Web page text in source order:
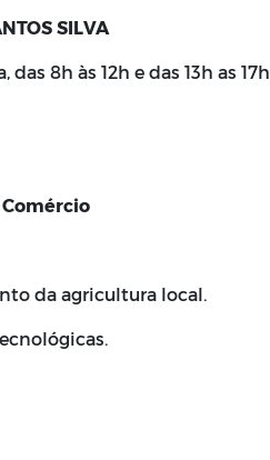
SILVA
das 8h às 12h e das 13h as 17h
da agricultura local.